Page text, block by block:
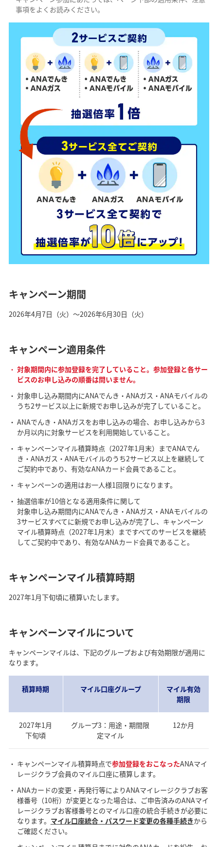
事項をよくお読みください。
キャンペーン期間
2026年4月7日（火）～2026年6月30日（火）
キャンペーン適用条件
対象期間内に参加登録を完了していること。参加登録と各サー
ビスのお申し込みの順番は問いません。
対象申し込み期間内にANAでんき・ANAガス・ANAモバイルの
うち2サービス以上に新規でお申し込みが完了していること。
ANAでんき・ANAガスをお申し込みの場合、お申し込みから3
か月以内に対象サービスを利用開始していること。
キャンペーンマイル積算時点（2027年1月末）までANAでん
き・ANAガス・ANAモバイルのうち2サービス以上を継続して
ご契約中であり、有効なANAカード会員であること。
キャンペーンの適用はお一人様1回限りになります。
抽選倍率が10倍となる適用条件に関して
対象申し込み期間内にANAでんき・ANAガス・ANAモバイルの
3サービスすべてに新規でお申し込みが完了し、キャンペーン
マイル積算時点（2027年1月末）まですべてのサービスを継続
してご契約中であり、有効なANAカード会員であること。
キャンペーンマイル積算時期
2027年1月下旬頃に積算いたします。
キャンペーンマイルについて
キャンペーンマイルは、下記のグループおよび有効期限が適用に
なります。
積算時期 マイル口座グループ
マイル有効
期限
2027年1月
下旬頃
グループ3：用途・期間限
定マイル
12か月
キャンペーンマイル積算時点で参加登録をおこなったANAマイ
レージクラブ会員のマイル口座に積算します。
ANAカードの変更・再発行等によりANAマイレージクラブお客
様番号（10桁）が変更となった場合は、ご申告済みのANAマイ
レージクラブお客様番号とのマイル口座の統合手続きが必要に
なります。 マイル口座統合・パスワード変更の各種手続きから
ご確認ください。